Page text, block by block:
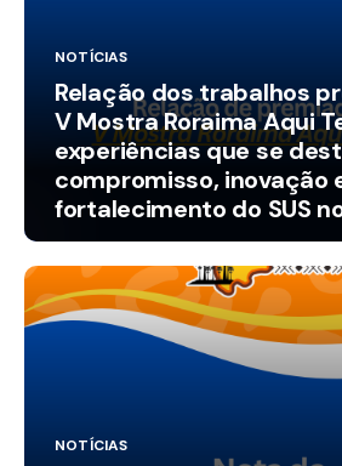
NOTÍCIAS
Relação dos trabalhos
V Mostra Roraima Aqui
experiências que se
compromisso, inovação
fortalecimento do SUS
municípios.
NOTÍCIAS